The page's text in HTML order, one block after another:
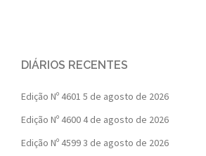
DIÁRIOS RECENTES
Edição Nº 4601 5 de agosto de 2026
Edição Nº 4600 4 de agosto de 2026
Edição Nº 45993 de agosto de 2026